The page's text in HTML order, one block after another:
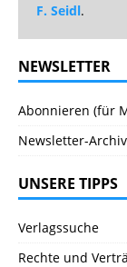
F. Seidl.
NEWSLETTER
Abonnieren (für
Newsletter-Archiv
UNSERE TIPPS
Verlagssuche
Rechte und